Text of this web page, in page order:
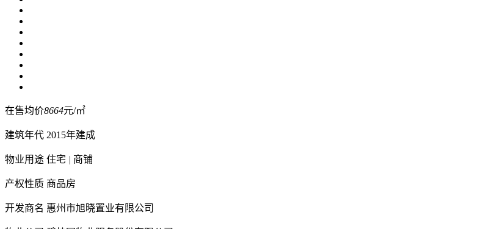
在售均价8664元/㎡
建筑年代 2015年建成
物业用途 住宅 | 商铺
产权性质 商品房
开发商名 惠州市旭晓置业有限公司